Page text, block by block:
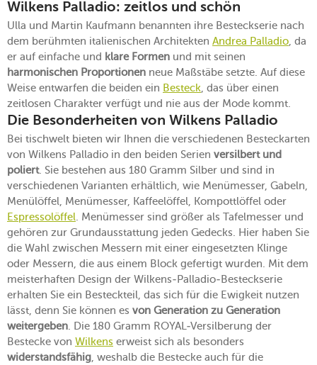
Wilkens Palladio: zeitlos und schön
Ulla und Martin Kaufmann benannten ihre Besteckserie nach
dem berühmten italienischen Architekten Andrea Palladio, da
er auf einfache und klare Formen und mit seinen
harmonischen Proportionen neue Maßstäbe setzte. Auf diese
Weise entwarfen die beiden ein Besteck, das über einen
zeitlosen Charakter verfügt und nie aus der Mode kommt.
Die Besonderheiten von Wilkens Palladio
Bei tischwelt bieten wir Ihnen die verschiedenen Besteckarten
von Wilkens Palladio in den beiden Serien versilbert und
poliert. Sie bestehen aus 180 Gramm Silber und sind in
verschiedenen Varianten erhältlich, wie Menümesser, Gabeln,
Menülöffel, Menümesser, Kaffeelöffel, Kompottlöffel oder
Espressolöffel. Menümesser sind größer als Tafelmesser und
gehören zur Grundausstattung jeden Gedecks. Hier haben Sie
die Wahl zwischen Messern mit einer eingesetzten Klinge
oder Messern, die aus einem Block gefertigt wurden. Mit dem
meisterhaften Design der Wilkens-Palladio-Besteckserie
erhalten Sie ein Besteckteil, das sich für die Ewigkeit nutzen
lässt, denn Sie können es von Generation zu Generation
weitergeben. Die 180 Gramm ROYAL-Versilberung der
Bestecke von Wilkens erweist sich als besonders
widerstandsfähig, weshalb die Bestecke auch für die